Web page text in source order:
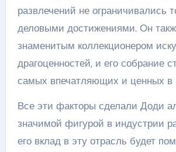
развлечений не ограничивались
деловыми достижениями. Он
знаменитым коллекционером
драгоценностей, и его собрание
самых впечатляющих и ценных в
Все эти факторы сделали Доди
значимой фигурой в индустрии
его вклад в эту отрасль будет